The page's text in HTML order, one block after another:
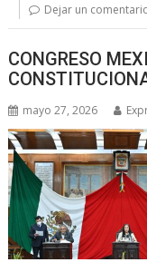
Dejar un
CONGRESO
mayo 27, 2026